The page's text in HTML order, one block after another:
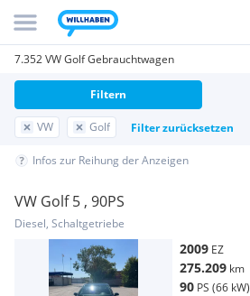
7.352 VW Golf Gebrauchtwagen
VW Golf Filter zurücksetzen
Filtern
Infos zur Reihung der Anzeigen
VW Golf 5 , 90PS
Diesel, Schaltgetriebe
2009 EZ
275.209 km
90 PS (66 kW)